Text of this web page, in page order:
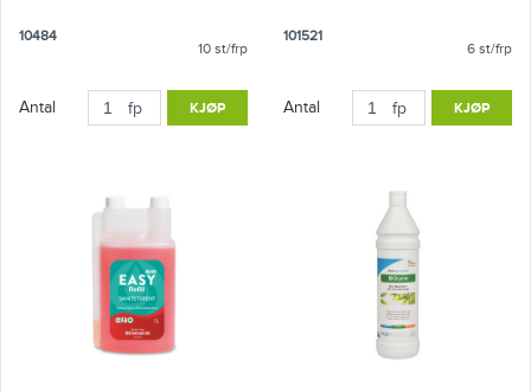
10484
10 st/frp
Antal fp KJØP
101521
6 st/frp
Antal fp KJØP